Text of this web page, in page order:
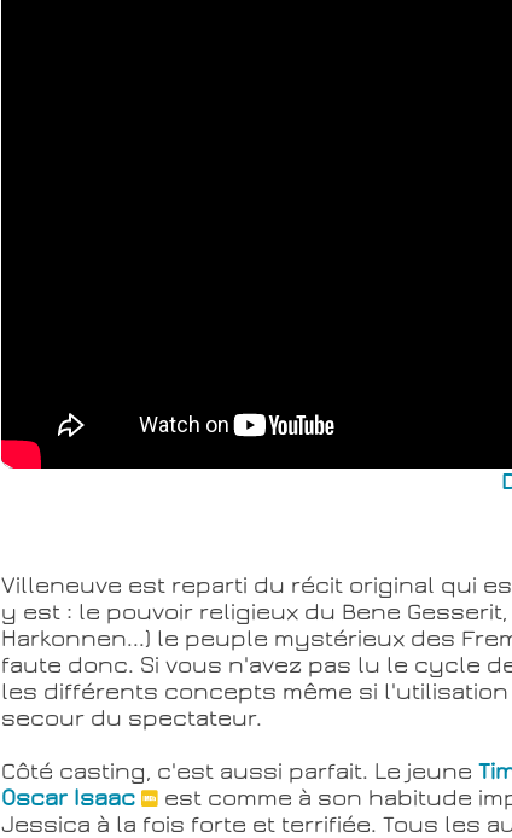
Villeneuve est reparti du récit original qui
y est : le pouvoir religieux du Bene
Harkonnen...) le peuple mystérieux des
faute donc. Si vous n'avez pas lu le cycle
les différents concepts même si
secour du spectateur.
Côté casting, c'est aussi parfait. Le jeune
Oscar Isaac
est comme à son habitude
Jessica à la fois forte et terrifiée. Tous les